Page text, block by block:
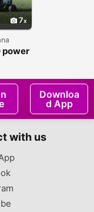
7
power
Downloa
d App
with us